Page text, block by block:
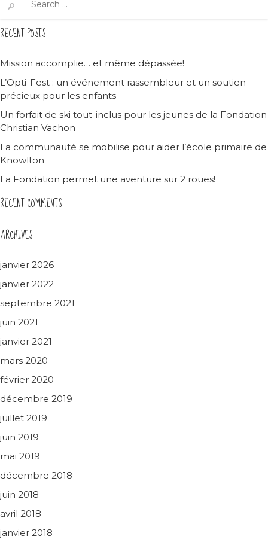
for:
RECENT POSTS
Mission accomplie… et même dépassée!
L’Opti-Fest : un événement rassembleur et un soutien
précieux pour les enfants
Un forfait de ski tout-inclus pour les jeunes de la Fondation
Christian Vachon
La communauté se mobilise pour aider l’école primaire de
Knowlton
La Fondation permet une aventure sur 2 roues!
RECENT COMMENTS
ARCHIVES
janvier 2026
janvier 2022
septembre 2021
juin 2021
janvier 2021
mars 2020
février 2020
décembre 2019
juillet 2019
juin 2019
mai 2019
décembre 2018
juin 2018
avril 2018
janvier 2018